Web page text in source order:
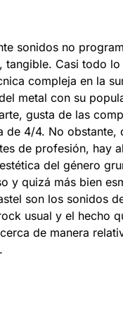
sonidos no
Casi todo
compleja en la
metal con su
gusta de las
de 4/4. No obstante,
de profesión, hay
del género
y quizá más bien
son los sonidos
usual y el hecho
de manera